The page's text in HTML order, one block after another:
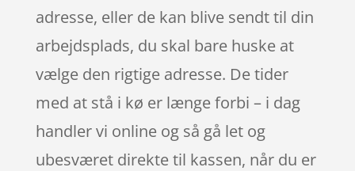
adresse, eller de kan blive sendt til din
arbejdsplads, du skal bare huske at
vælge den rigtige adresse. De tider
med at stå i kø er længe forbi – i dag
handler vi online og så gå let og
ubesværet direkte til kassen, når du er